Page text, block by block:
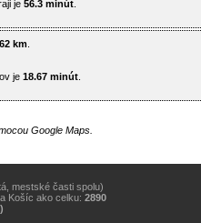
je 56.3 minút
km
je 18.67 minút
Google Maps.
mestské časti spolu)
Košíc ako celku: 2890